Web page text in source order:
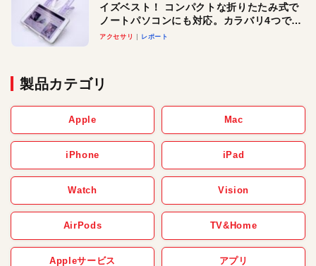
イズベスト！ コンパクトな折りたたみ式で
ノートパソコンにも対応。カラバリ4つで選
べる楽しさも
アクセサリ レポート
製品カテゴリ
Apple Mac
iPhone iPad
Watch Vision
AirPods TV&Home
Appleサービス アプリ